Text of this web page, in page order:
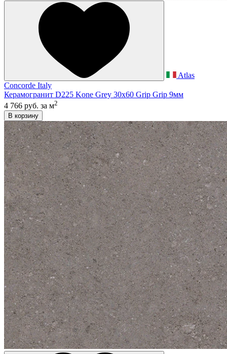
Atlas
Concorde Italy
Керамогранит D225 Kone Grey 30x60 Grip Grip 9мм
4 766 руб. за м2
В корзину